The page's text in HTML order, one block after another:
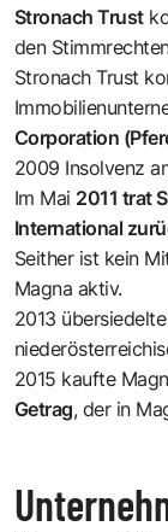
Stronach Trust
den
Stronach Trust
Corporation
2009 Insolvenz
Im Mai 2011 trat
International
Seither ist kein
Magna aktiv.
2013
2015 kaufte
Getrag, der in